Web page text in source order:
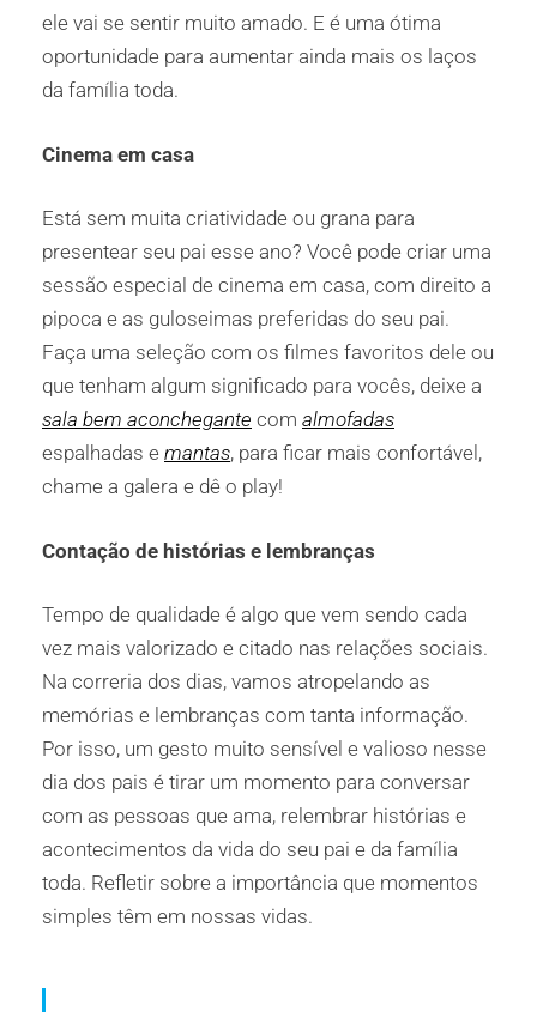
ele vai se sentir muito amado. E é uma ótima
oportunidade para aumentar ainda mais os laços
da família toda.
Cinema em casa
Está sem muita criatividade ou grana para
presentear seu pai esse ano? Você pode criar uma
sessão especial de cinema em casa, com direito a
pipoca e as guloseimas preferidas do seu pai.
Faça uma seleção com os filmes favoritos dele ou
que tenham algum significado para vocês, deixe a
sala bem aconchegante com almofadas
espalhadas e mantas, para ficar mais confortável,
chame a galera e dê o play!
Contação de histórias e lembranças
Tempo de qualidade é algo que vem sendo cada
vez mais valorizado e citado nas relações sociais.
Na correria dos dias, vamos atropelando as
memórias e lembranças com tanta informação.
Por isso, um gesto muito sensível e valioso nesse
dia dos pais é tirar um momento para conversar
com as pessoas que ama, relembrar histórias e
acontecimentos da vida do seu pai e da família
toda. Refletir sobre a importância que momentos
simples têm em nossas vidas.